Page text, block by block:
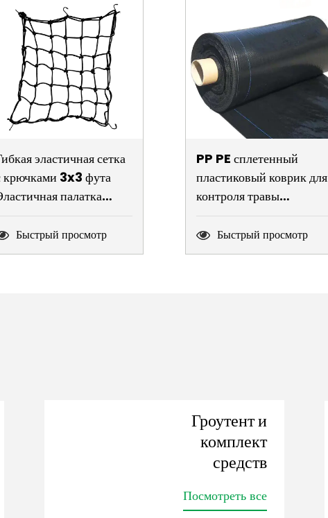
эластичная сетка
крючками 3x3 фута
палатка
палаток для
Быстрый просмотр
PP PE сплетенный
пластиковый коврик для
контроля травы
сорняков нетканый
коврик для сорняков для
Быстрый просмотр
Гроутент и
комплект
средств
Посмотреть все